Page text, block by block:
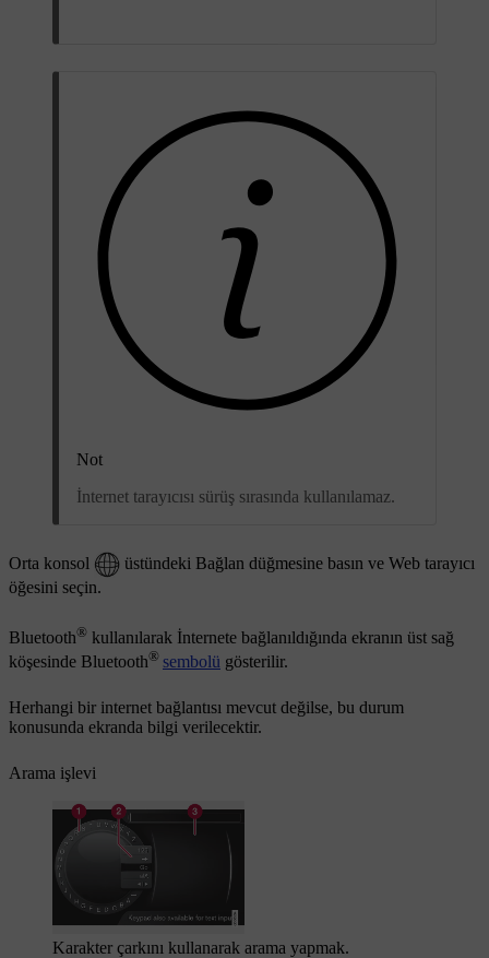
Not
İnternet tarayıcısı sürüş sırasında kullanılamaz.
Orta konsol üstündeki Bağlan düğmesine basın ve Web tarayıcı
öğesini seçin.
Bluetooth® kullanılarak İnternete bağlanıldığında ekranın üst sağ
köşesinde Bluetooth® sembolü gösterilir.
Herhangi bir internet bağlantısı mevcut değilse, bu durum
konusunda ekranda bilgi verilecektir.
Arama işlevi
Karakter çarkını kullanarak arama yapmak.